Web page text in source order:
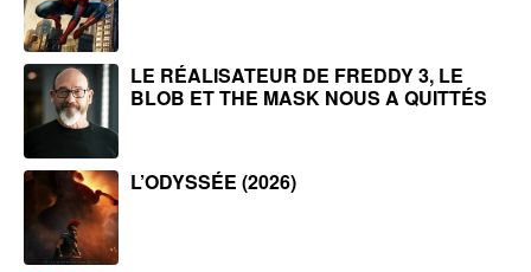
LE RÉALISATEUR DE FREDDY 3, LE
BLOB ET THE MASK NOUS A QUITTÉS
L’ODYSSÉE (2026)